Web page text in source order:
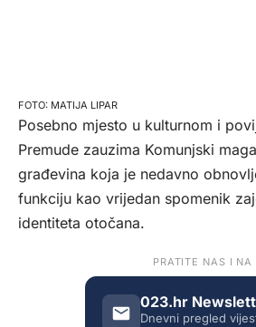
MATIJA LIPAR
Posebno mjesto u kulturnom i
Premude zauzima Komunjski
građevina koja je nedavno
funkciju kao vrijedan spomenik
identiteta otočana.
PRATITE NAS I NA
023.hr
Dnevni pregled